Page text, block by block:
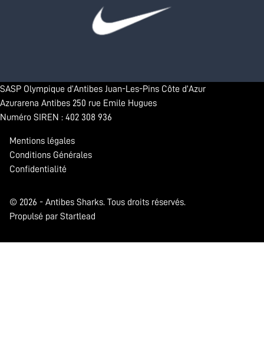
SASP Olympique d’Antibes Juan-Les-Pins Côte d’Azur
Azurarena Antibes 250 rue Emile Hugues
Numéro SIREN : 402 308 936
Mentions légales
Conditions Générales
Confidentialité
© 2026 - Antibes Sharks. Tous droits réservés.
Propulsé par Startlead